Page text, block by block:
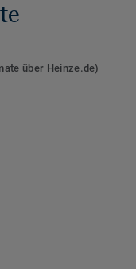
über Heinze.de)